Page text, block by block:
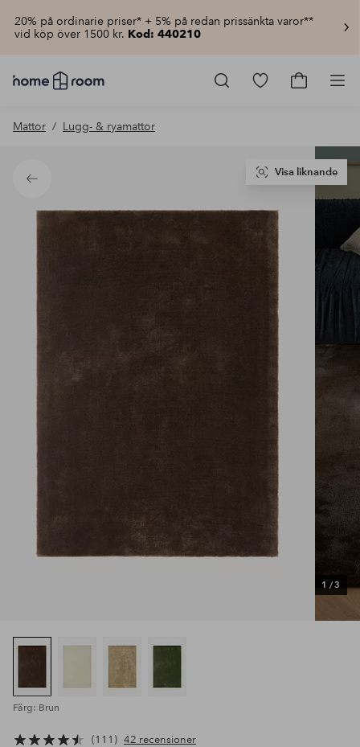
20% på ordinarie priser* + 5% på redan prissänkta varor**
vid köp över 1500 kr. Kod: 440210
Homeroom
–
hemmet
pris
Gå
Gå
Mattor Lugg- & ryamattor
Tillbaka
1 /3
Visa liknande
Färg: Brun
111 42 recensioner